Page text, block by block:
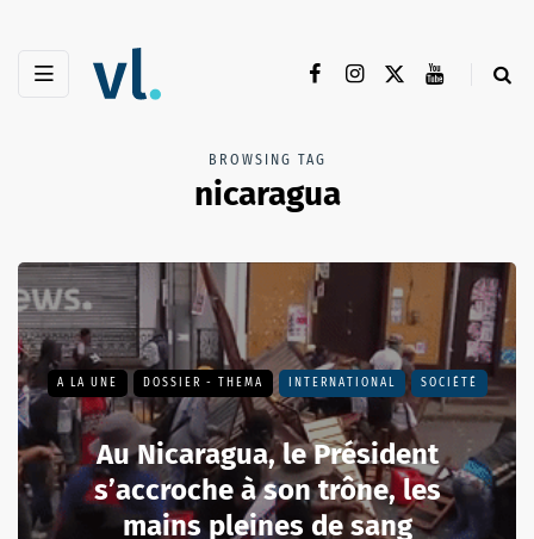
BROWSING TAG
nicaragua
A LA UNE DOSSIER - THEMA INTERNATIONAL SOCIÉTÉ
Au Nicaragua, le Président
s’accroche à son trône, les
mains pleines de sang